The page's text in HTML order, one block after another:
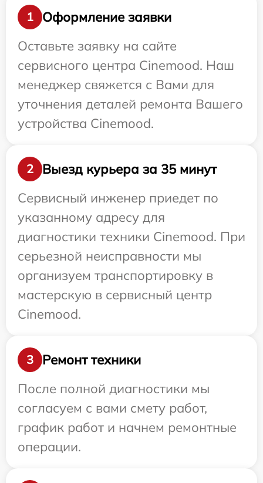
1
Оформление заявки
Оставьте заявку на сайте
сервисного центра Cinemood. Наш
менеджер свяжется с Вами для
уточнения деталей ремонта Вашего
устройства Cinemood.
2
Выезд курьера за 35 минут
Сервисный инженер приедет по
указанному адресу для
диагностики техники Cinemood. При
серьезной неисправности мы
организуем транспортировку в
мастерскую в сервисный центр
Cinemood.
3
Ремонт техники
После полной диагностики мы
согласуем с вами смету работ,
график работ и начнем ремонтные
операции.